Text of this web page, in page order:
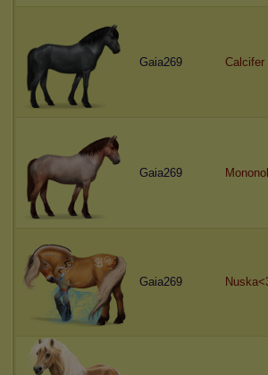
Gaia269 Calcifer
Gaia269
Gaia269